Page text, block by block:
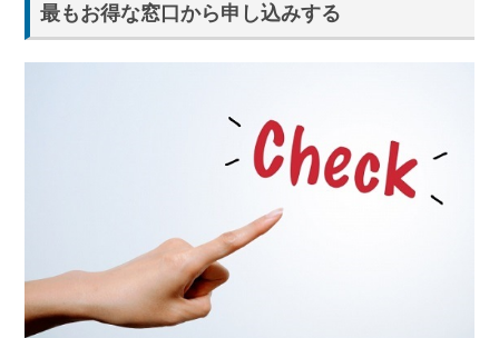
最もお得な窓口から申し込みする